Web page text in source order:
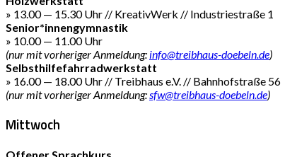
» 13.00 — 15.30 Uhr // KreativWerk // Industriestraße 1
Senior*innengymnastik
» 10.00 — 11.00 Uhr
(nur mit vorheriger Anmeldung: info@treibhaus-doebeln.de)
Selbsthilfefahrradwerkstatt
» 16.00 — 18.00 Uhr // Treibhaus e.V. // Bahnhofstraße 56
(nur mit vorheriger Anmeldung:sfw@treibhaus-doebeln.de)
Mittwoch
Offener Sprachkurs